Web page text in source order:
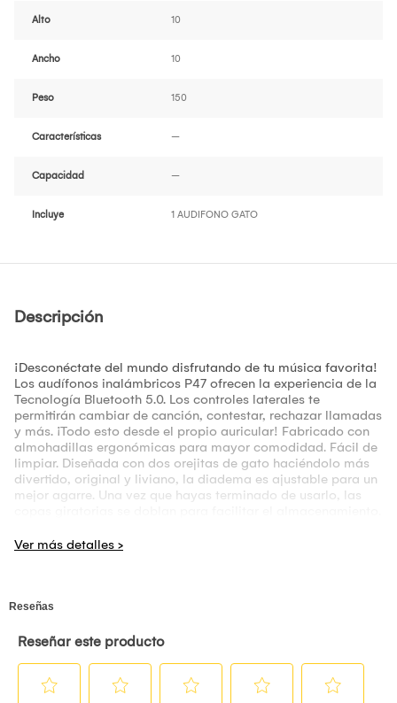
Alto 10
Ancho 10
Peso 150
Características --
Capacidad --
Incluye 1 AUDIFONO GATO
Descripción
¡Desconéctate del mundo disfrutando de tu música favorita!
Los audífonos inalámbricos P47 ofrecen la experiencia de la
Tecnología Bluetooth 5.0. Los controles laterales te
permitirán cambiar de canción, contestar, rechazar llamadas
y más. ¡Todo esto desde el propio auricular! Fabricado con
almohadillas ergonómicas para mayor comodidad. Fácil de
limpiar. Diseñada con dos orejitas de gato haciéndolo más
divertido, original y liviano, la diadema es ajustable para un
mejor agarre. Una vez que hayas terminado de usarlo, las
metálico cuenta con una tecnología incorporada de